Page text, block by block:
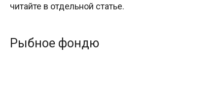
читайте в отдельной статье.
Рыбное фондю